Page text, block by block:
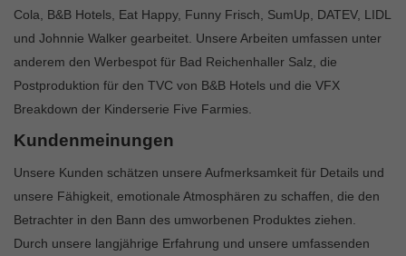
Cola, B&B Hotels, Eat Happy, Funny Frisch, SumUp, DATEV, LIDL
und Johnnie Walker gearbeitet. Unsere Arbeiten umfassen unter
anderem den Werbespot für Bad Reichenhaller Salz, die
Postproduktion für den TVC von B&B Hotels und die VFX
Breakdown der Kinderserie Five Farmies.
Kundenmeinungen
Unsere Kunden schätzen unsere Aufmerksamkeit für Details und
unsere Fähigkeit, emotionale Atmosphären zu schaffen, die den
Betrachter in den Bann des umworbenen Produktes ziehen.
Durch unsere langjährige Erfahrung und unsere umfassenden